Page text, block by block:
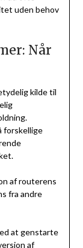
uden behov
Når
kilde til
forskellige
af routerens
fra andre
at genstarte
af